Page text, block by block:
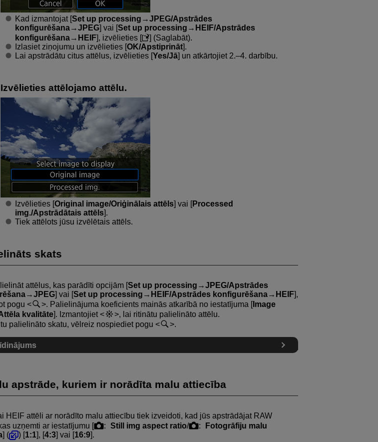
Kad izmantojat [Set up processing→JPEG/Apstrādes
konfigurēšana→JPEG] vai [Set up processing→HEIF/Apstrādes
konfigurēšana→HEIF], izvēlieties [
] (Saglabāt).
Izlasiet ziņojumu un izvēlieties [OK/Apstiprināt].
Lai apstrādātu citus attēlus, izvēlieties [Yes/Jā] un atkārtojiet 2.–4. darbību.
Izvēlieties attēlojamo attēlu.
Izvēlieties [Original image/Oriģinālais attēls] vai [Processed
img./Apstrādātais attēls].
Tiek attēlots jūsu izvēlētais attēls.
skats
attēlus, kas parādīti opcijām [Set up processing→JPEG/Apstrādes
] vai [Set up processing→HEIF/Apstrādes konfigurēšana→HEIF],
pogu
. Palielinājuma koeficients mainās atkarībā no iestatījuma [Image
kvalitāte]. Izmantojiet
, lai ritinātu palielināto attēlu.
palielināto skatu, vēlreiz nospiediet pogu
.
apstrāde, kuriem ir norādīta malu attiecība
HEIF attēli ar norādīto malu attiecību tiek izveidoti, kad jūs apstrādājat RAW
uzņemti ar iestatījumu [
: Still img aspect ratio/ :
Fotogrāfiju malu
] ( ) [1:1], [4:3] vai [16:9].